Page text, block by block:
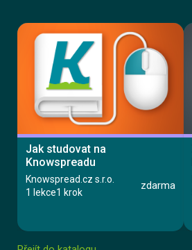
Jak studovat na
Knowspreadu
Knowspread.cz s.r.o.
1 lekce1 krok
zdarma